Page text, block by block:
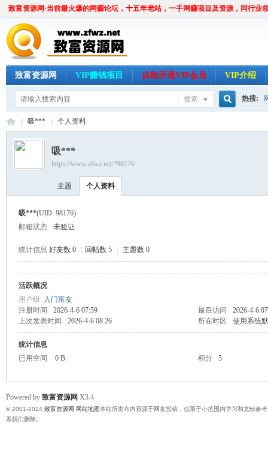
致富资源网·当前最火爆的网赚论坛，十五年老站，一手网赚项目及资源，同行业
致富资源网 VIP赚钱项目 自助开通VIP会员 VIP介绍
搜索 热搜:
资
›
吸*** 个人资料
吸***
https://www.zfwz.net/?98176
主题 个人资料
吸***(UID: 98176)
邮箱状态
未验证
统计信息 好友数 0 回帖数 5 主题数 0
活跃概况
用户组
入门富友
注册时间
2026-4-6 07:59 最后访问
2026-4-6
上次发表时间
2026-4-6 08:26 所在时区 使用系统
统计信息
已用空间
0 B 积分 5
Powered by 致富资源网 X3.4
© 2001-2024 致富资源网 网站地图本站所发布内容源于网友投稿，仅限于小范围内学习和文献参
系我们删除。